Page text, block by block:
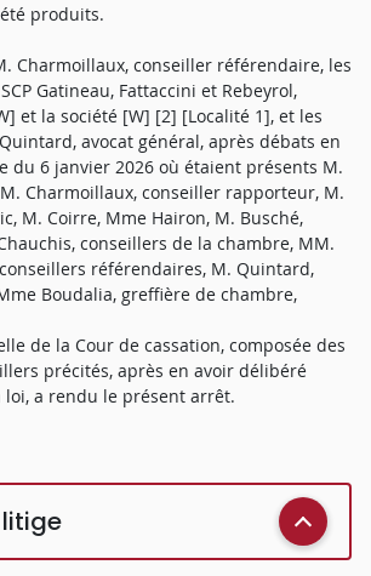
produits.
Charmoillaux, conseiller référendaire, les
Gatineau, Fattaccini et Rebeyrol,
et la société [W] [2] [Localité 1], et les
avocat général, après débats en
du 6 janvier 2026 où étaient présents M.
Charmoillaux, conseiller rapporteur, M.
M. Coirre, Mme Hairon, M. Busché,
conseillers de la chambre, MM.
référendaires, M. Quintard,
Boudalia, greffière de chambre,
de la Cour de cassation, composée des
précités, après en avoir délibéré
a rendu le présent arrêt.
litige